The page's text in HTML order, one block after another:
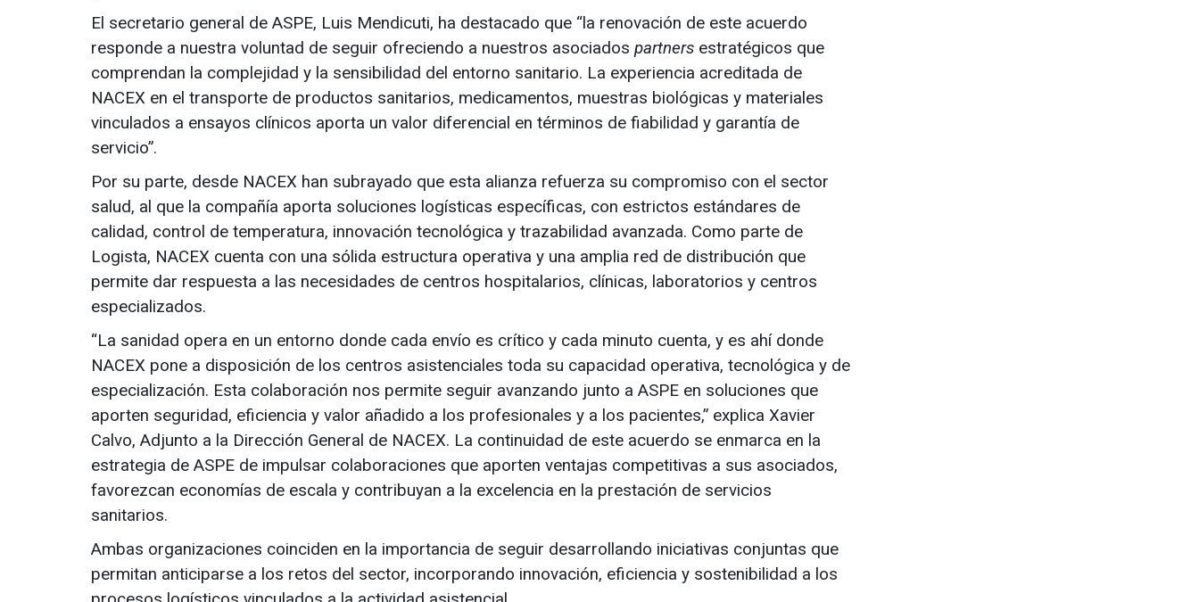
El secretario general de ASPE, Luis Mendicuti, ha destacado que “la renovación de este acuerdo
responde a nuestra voluntad de seguir ofreciendo a nuestros asociados partners estratégicos que
comprendan la complejidad y la sensibilidad del entorno sanitario. La experiencia acreditada de
NACEX en el transporte de productos sanitarios, medicamentos, muestras biológicas y materiales
vinculados a ensayos clínicos aporta un valor diferencial en términos de fiabilidad y garantía de
servicio”.
Por su parte, desde NACEX han subrayado que esta alianza refuerza su compromiso con el sector
salud, al que la compañía aporta soluciones logísticas específicas, con estrictos estándares de
calidad, control de temperatura, innovación tecnológica y trazabilidad avanzada. Como parte de
Logista, NACEX cuenta con una sólida estructura operativa y una amplia red de distribución que
permite dar respuesta a las necesidades de centros hospitalarios, clínicas, laboratorios y centros
especializados.
“La sanidad opera en un entorno donde cada envío es crítico y cada minuto cuenta, y es ahí donde
NACEX pone a disposición de los centros asistenciales toda su capacidad operativa, tecnológica y de
especialización. Esta colaboración nos permite seguir avanzando junto a ASPE en soluciones que
aporten seguridad, eficiencia y valor añadido a los profesionales y a los pacientes,” explica Xavier
Calvo, Adjunto a la Dirección General de NACEX. La continuidad de este acuerdo se enmarca en la
estrategia de ASPE de impulsar colaboraciones que aporten ventajas competitivas a sus asociados,
favorezcan economías de escala y contribuyan a la excelencia en la prestación de servicios
sanitarios.
Ambas organizaciones coinciden en la importancia de seguir desarrollando iniciativas conjuntas que
permitan anticiparse a los retos del sector, incorporando innovación, eficiencia y sostenibilidad a los